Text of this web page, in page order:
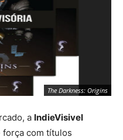
Mighty Morphin Power Rangers
The Darkness: Origins
a IndieVisivel
força com títulos